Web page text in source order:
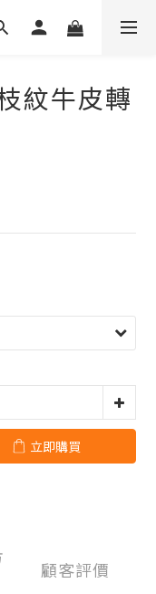
紋牛皮轉
立即購買
顧客評價